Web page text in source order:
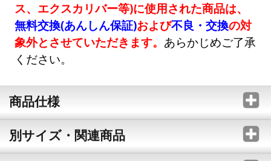
ス、エクスカリバー等)に使用された商品は、
無料交換(あんしん保証)および不良・交換の対
象外とさせていただきます。 あらかじめご了承
ください。
商品仕様
別サイズ・関連商品